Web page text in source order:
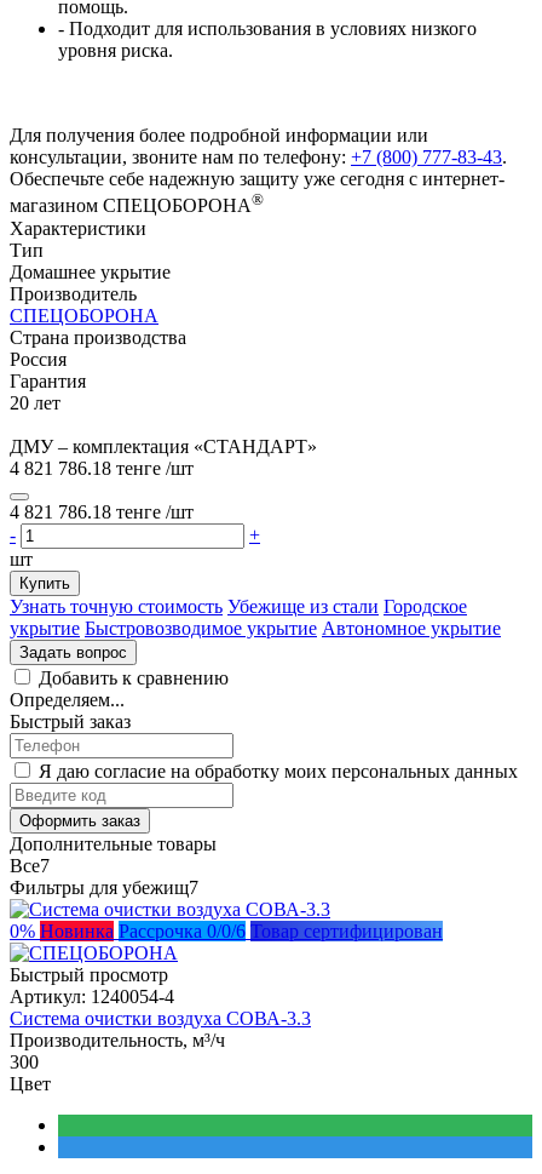
помощь.
- Подходит для использования в условиях низкого
уровня риска.
Для получения более подробной информации или
консультации, звоните нам по телефону: +7 (800) 777-83-43.
Обеспечьте себе надежную защиту уже сегодня с интернет-
магазином СПЕЦОБОРОНА®
Характеристики
Тип
Домашнее укрытие
Производитель
СПЕЦОБОРОНА
Страна производства
Россия
Гарантия
20 лет
ДМУ – комплектация «СТАНДАРТ»
4 821 786.18 тенге /шт
4 821 786.18 тенге /шт
-
+
шт
Купить
Узнать точную стоимость Убежище из стали Городское
укрытие Быстровозводимое укрытие Автономное укрытие
Задать вопрос
Добавить к сравнению
Определяем...
Быстрый заказ
Я даю согласие на обработку моих персональных данных
Оформить заказ
Дополнительные товары
Все7
Фильтры для убежищ7
0% Новинка Рассрочка 0/0/6 Товар сертифицирован
Быстрый просмотр
Артикул: 1240054-4
Система очистки воздуха СОВА-3.3
Производительность, м³/ч
300
Цвет